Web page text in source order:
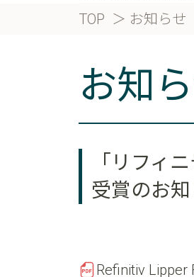
TOP お知らせ
お知
「リフィ
受賞のお
Refinitiv Lipper